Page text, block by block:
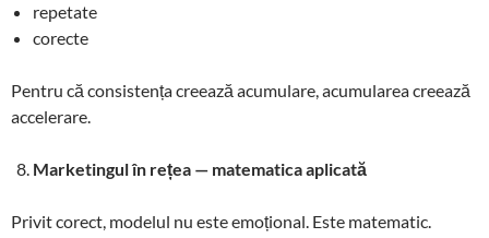
repetate
corecte
Pentru că consistența creează acumulare, acumularea creează
accelerare.
Marketingul în rețea — matematica aplicată
Privit corect, modelul nu este emoțional. Este matematic.